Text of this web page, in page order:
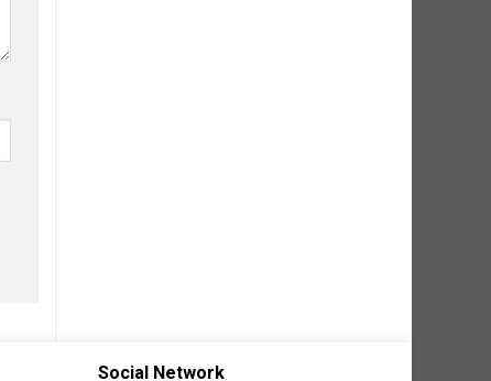
Social Network